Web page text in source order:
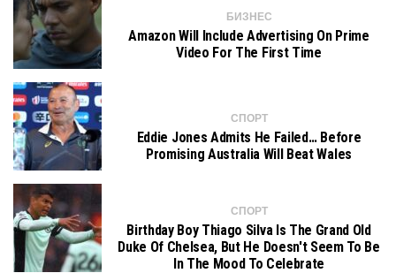
БИЗНЕС
Amazon Will Include Advertising On Prime
Video For The First Time
СПОРТ
Eddie Jones Admits He Failed… Before
Promising Australia Will Beat Wales
СПОРТ
Birthday Boy Thiago Silva Is The Grand Old
Duke Of Chelsea, But He Doesn't Seem To Be
In The Mood To Celebrate